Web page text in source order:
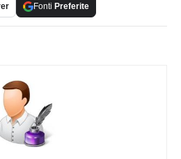
Fonti Preferite